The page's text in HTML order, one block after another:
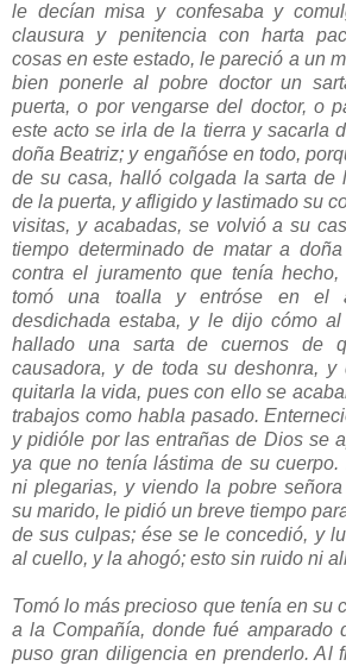
le decían misa y confesaba y
clausura y penitencia con harta
cosas en este estado, le pareció a un
bien ponerle al pobre doctor un
puerta, o por vengarse del doctor, o
este acto se irla de la tierra y sacarla
doña Beatriz; y engañóse en todo,
de su casa, halló colgada la sarta de
de la puerta, y afligido y lastimado su
visitas, y acabadas, se volvió a su
tiempo determinado de matar a
contra el juramento que tenía hecho,
tomó una toalla y entróse en el
desdichada estaba, y le dijo cómo
hallado una sarta de cuernos de
causadora, y de toda su deshonra, y
quitarla la vida, pues con ello se
trabajos como habla pasado.
y pidióle por las entrañas de Dios se
ya que no tenía lástima de su cuerpo.
ni plegarias, y viendo la pobre
su marido, le pidió un breve tiempo
de sus culpas; ése se le concedió, y
al cuello, y la ahogó; esto sin ruido ni
Tomó lo más precioso que tenía en su
a la Compañía, donde fué amparado
puso gran diligencia en prenderlo. Al